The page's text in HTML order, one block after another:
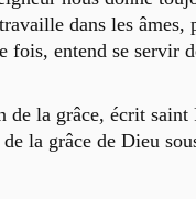
dans les âmes,
entend se servir
de la grâce, écrit
la grâce de Dieu